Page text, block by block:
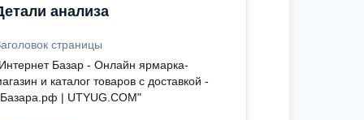
анализа
страницы
Базар - Онлайн ярмарка-
и каталог товаров с доставкой -
| UTYUG.COM"